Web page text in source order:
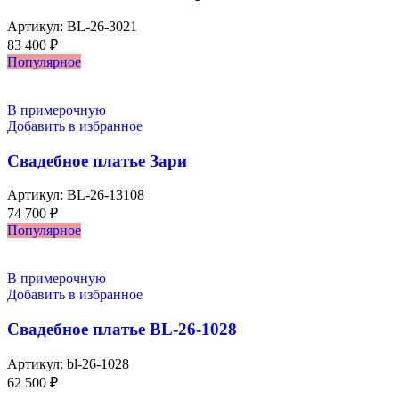
Артикул: BL-26-3021
83 400 ₽
Популярное
В примерочную
Добавить в избранное
Свадебное платье Зари
Артикул: BL-26-13108
74 700 ₽
Популярное
В примерочную
Добавить в избранное
Свадебное платье BL-26-1028
Артикул: bl-26-1028
62 500 ₽